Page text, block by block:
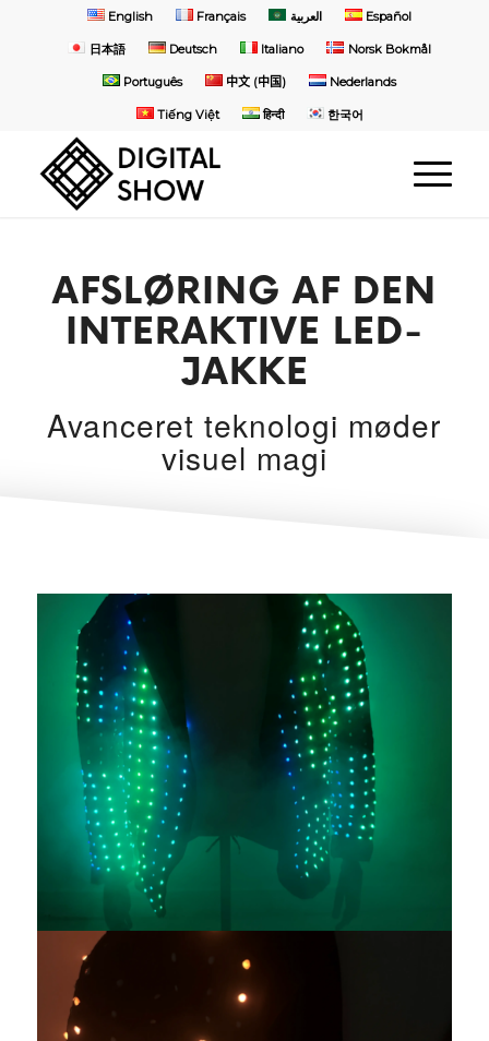
English Français العربية Español
日本語 Deutsch Italiano Norsk Bokmål
Português 中文 (中国) Nederlands
Tiếng Việt हिन्दी 한국어
AFSLØRING AF DEN
INTERAKTIVE LED-
JAKKE
Avanceret teknologi møder
visuel magi